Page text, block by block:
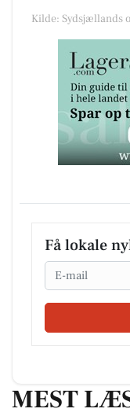
Kilde: Sydsjællands
Få lokale
Email
MEST